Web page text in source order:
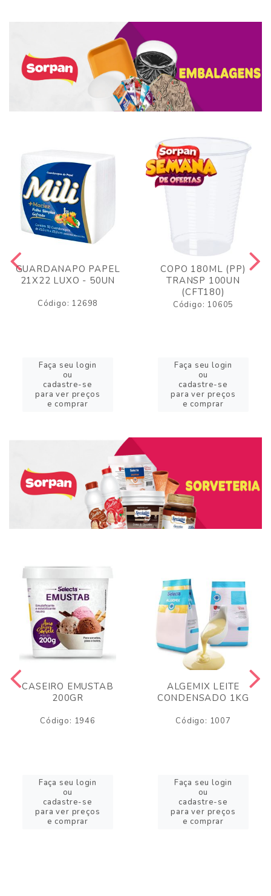
GUARDANAPO PAPEL
21X22 LUXO - 50UN
Código: 12698
Faça seu login
ou
cadastre-se
para ver preços
e comprar
COPO 180ML (PP)
TRANSP 100UN
(CFT180)
Código: 10605
Faça seu login
ou
cadastre-se
para ver preços
e comprar
CASEIRO EMUSTAB
200GR
Código: 1946
Faça seu login
ou
cadastre-se
para ver preços
e comprar
ALGEMIX LEITE
CONDENSADO 1KG
Código: 1007
Faça seu login
ou
cadastre-se
para ver preços
e comprar